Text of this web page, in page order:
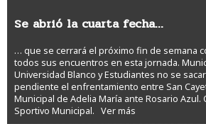
Se abrió la cuarta fecha…
… que se cerrará el próximo fin de semana
todos sus encuentros en esta jornada.
Universidad Blanco y Estudiantes no se
pendiente el enfrentamiento entre San
Municipal de Adelia María ante Rosario
Sportivo Municipal. Ver más